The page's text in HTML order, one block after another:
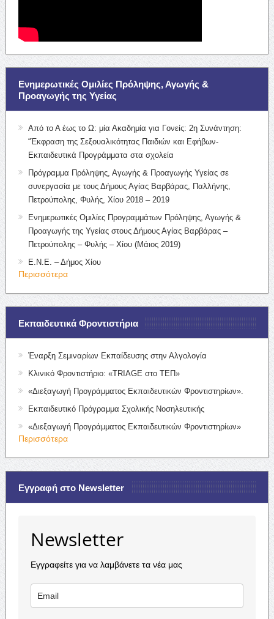
Ενημερωτικές Ομιλίες Πρόληψης, Αγωγής &
Προαγωγής της Υγείας
Από το Α έως το Ω: μία Ακαδημία για Γονείς: 2η Συνάντηση:
“Έκφραση της Σεξουαλικότητας Παιδιών και Εφήβων-
Εκπαιδευτικά Προγράμματα στα σχολεία
Πρόγραμμα Πρόληψης, Αγωγής & Προαγωγής Υγείας σε
συνεργασία με τους Δήμους Αγίας Βαρβάρας, Παλλήνης,
Πετρούπολης, Φυλής, Χίου 2018 – 2019
Ενημερωτικές Ομιλίες Προγραμμάτων Πρόληψης, Αγωγής &
Προαγωγής της Υγείας στους Δήμους Αγίας Βαρβάρας –
Πετρούπολης – Φυλής – Χίου (Μάιος 2019)
Ε.Ν.Ε. – Δήμος Χίου
Περισσότερα
Εκπαιδευτικά Φροντιστήρια
Έναρξη Σεμιναρίων Εκπαίδευσης στην Αλγολογία
Κλινικό Φροντιστήριο: «TRIAGE στο ΤΕΠ»
«Διεξαγωγή Προγράμματος Εκπαιδευτικών Φροντιστηρίων».
Εκπαιδευτικό Πρόγραμμα Σχολικής Νοσηλευτικής
«Διεξαγωγή Προγράμματος Εκπαιδευτικών Φροντιστηρίων»
Περισσότερα
Εγγραφή στο Newsletter
Newsletter
Εγγραφείτε για να λαμβάνετε τα νέα μας